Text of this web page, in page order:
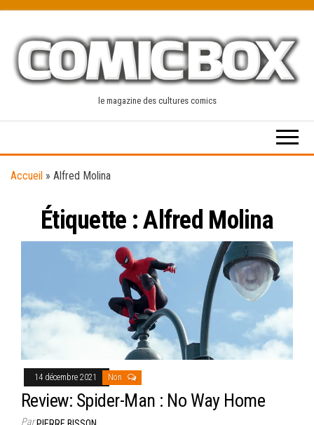
content
le magazine des cultures comics
Accueil » Alfred Molina
Étiquette :Alfred Molina
14 décembre 2021 Non
Review: Spider-Man : No Way Home
Par